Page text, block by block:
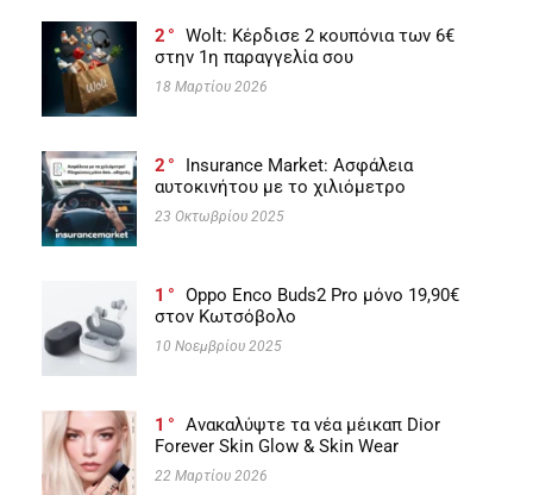
2
Wolt: Κέρδισε 2 κουπόνια των 6€
στην 1η παραγγελία σου
18 Μαρτίου 2026
2
Insurance Market: Ασφάλεια
αυτοκινήτου με το χιλιόμετρο
23 Οκτωβρίου 2025
1
Oppo Enco Buds2 Pro μόνο 19,90€
στον Κωτσόβολο
10 Νοεμβρίου 2025
1
Ανακαλύψτε τα νέα μέικαπ Dior
Forever Skin Glow & Skin Wear
22 Μαρτίου 2026